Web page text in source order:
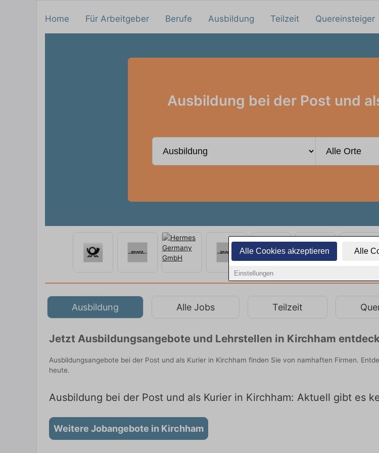
Alle Cookies akzeptieren Alle
Einstellungen
Home Für Arbeitgeber Berufe Ausbildung Teilzeit Quereinsteiger
Ausbildung bei der Post und
Ausbildung Alle Jobs Teilzeit
Jetzt Ausbildungsangebote und Lehrstellen in Kirchham
Ausbildungsangebote bei der Post und als Kurier in Kirchham finden Sie von namhaften Firmen.
heute.
Ausbildung bei der Post und als Kurier in Kirchham: Aktuell gibt es
Weitere Jobangebote in Kirchham